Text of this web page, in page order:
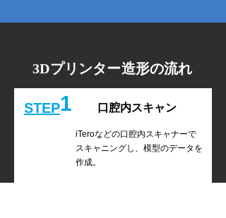
3Dプリンター造形の流れ
STEP1 口腔内スキャン
iTeroなどの口腔内スキャナーで
スキャニングし、模型のデータを
作成。